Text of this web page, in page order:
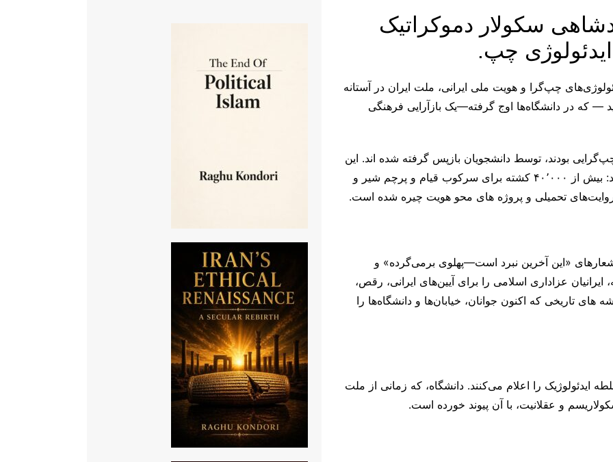
سکولار دموکراتیک
چپ.
چپ‌گرا و هویت ملی ایرانی، ملت ایران در آستانه
— که در دانشگاه‌ها اوج گرفته—یک بازآرایی فرهنگی
بودند، توسط دانشجویان بازپس گرفته شده ‌اند. این
پیروزی فرهنگی، کشتار رژیم را به چالش می‌کشد: بیش از ۴۰٬۰۰۰ کشته برای سرکوب قیام و پرچم شیر و
روایت‌های تحمیلی و پروژه ‌های محو هویت چیره شده است.
«این آخرین نبرد است—پهلوی برمی‌گرده» و
عزاداری اسلامی را برای آیین‌های ایرانی، رقص،
تاریخی که اکنون جوانان، خیابان‌ها و دانشگاه‌ها را
ایدئولوژیک را اعلام می‌کنند. دانشگاه، که زمانی از ملت
و عقلانیت، با آن پیوند خورده است.